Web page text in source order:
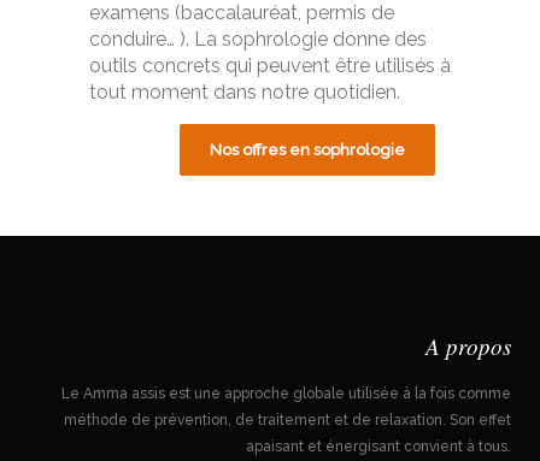
examens (baccalauréat, permis de
conduire… ). La sophrologie donne des
outils concrets qui peuvent être utilisés à
tout moment dans notre quotidien.
Nos offres en sophrologie
A propos
Le Amma assis est une approche globale utilisée à la fois comme
méthode de prévention, de traitement et de relaxation. Son effet
apaisant et énergisant convient à tous.